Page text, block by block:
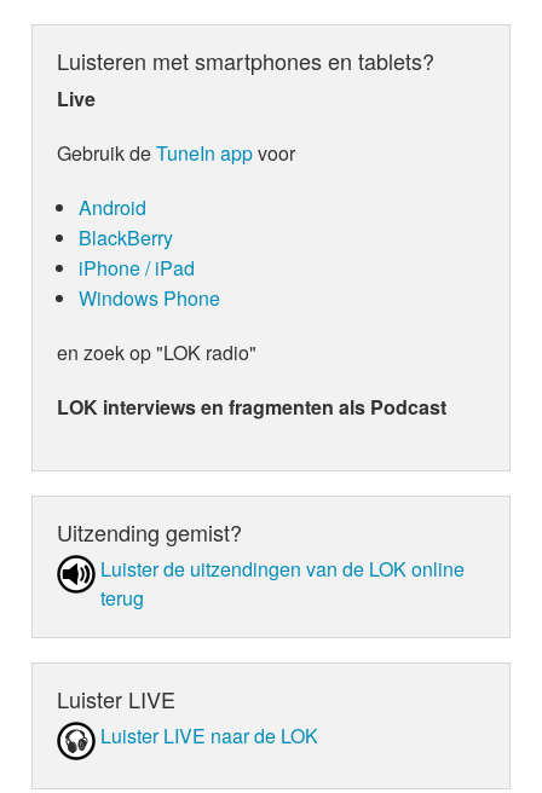
Luisteren met smartphones en tablets?
Live
Gebruik deTuneIn appvoor
Android
BlackBerry
iPhone / iPad
Windows Phone
en zoek op "LOK radio"
LOK interviews en fragmenten als Podcast
Uitzending gemist?
Luister de uit­zen­din­gen van de LOK online
terug
Luister LIVE
Luister LIVE naar de LOK